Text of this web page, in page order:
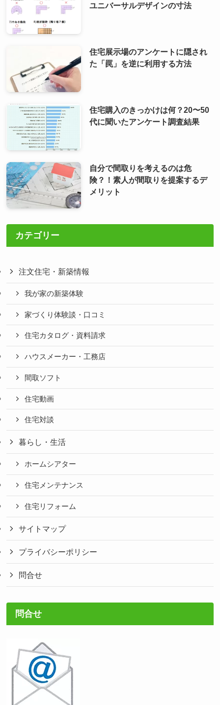
ユニバーサルデザインの寸法
住宅展示場のアンケートに隠され
た「罠」を逆に利用する方法
住宅購入のきっかけは何？20〜50
代に聞いたアンケート調査結果
自分で間取りを考えるのは危
険？！素人が間取りを提案するデ
メリット
カテゴリー
注文住宅・新築情報
我が家の新築体験
家づくり体験談・口コミ
住宅カタログ・資料請求
ハウスメーカー・工務店
間取ソフト
住宅動画
住宅対談
暮らし・生活
ホームシアター
住宅メンテナンス
住宅リフォーム
サイトマップ
プライバシーポリシー
問合せ
問合せ